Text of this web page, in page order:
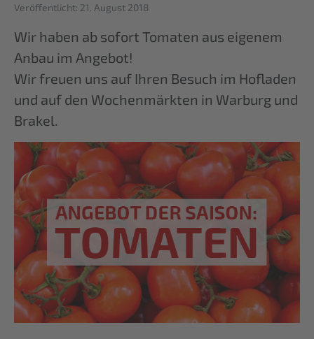
Details
Veröffentlicht: 21. August 2018
Wir haben ab sofort Tomaten aus eigenem
Anbau im Angebot!
Wir freuen uns auf Ihren Besuch im Hofladen
und auf den Wochenmärkten in Warburg und
Brakel.